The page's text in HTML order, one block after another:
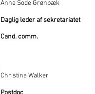
Anne Sode Grønbæk
Daglig leder af sekretariatet
Cand. comm.
Christina Walker